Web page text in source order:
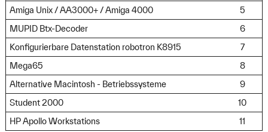
Amiga Unix / AA3000+ / Amiga 4000
5
MUPID Btx-Decoder
6
Konfigurierbare Datenstation robotron K8915
7
Mega65
8
Alternative Macintosh - Betriebssysteme
9
Student 2000
10
HP Apollo Workstations
11